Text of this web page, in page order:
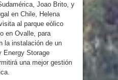
Joao Brito, y
en Chile, Helena
al parque eólico
en Ovalle, para
la instalación de un
Energy Storage
una mejor gestión